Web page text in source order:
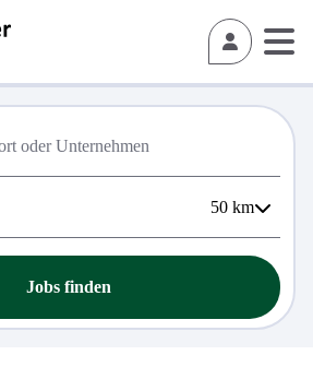
50 km
Jobs finden